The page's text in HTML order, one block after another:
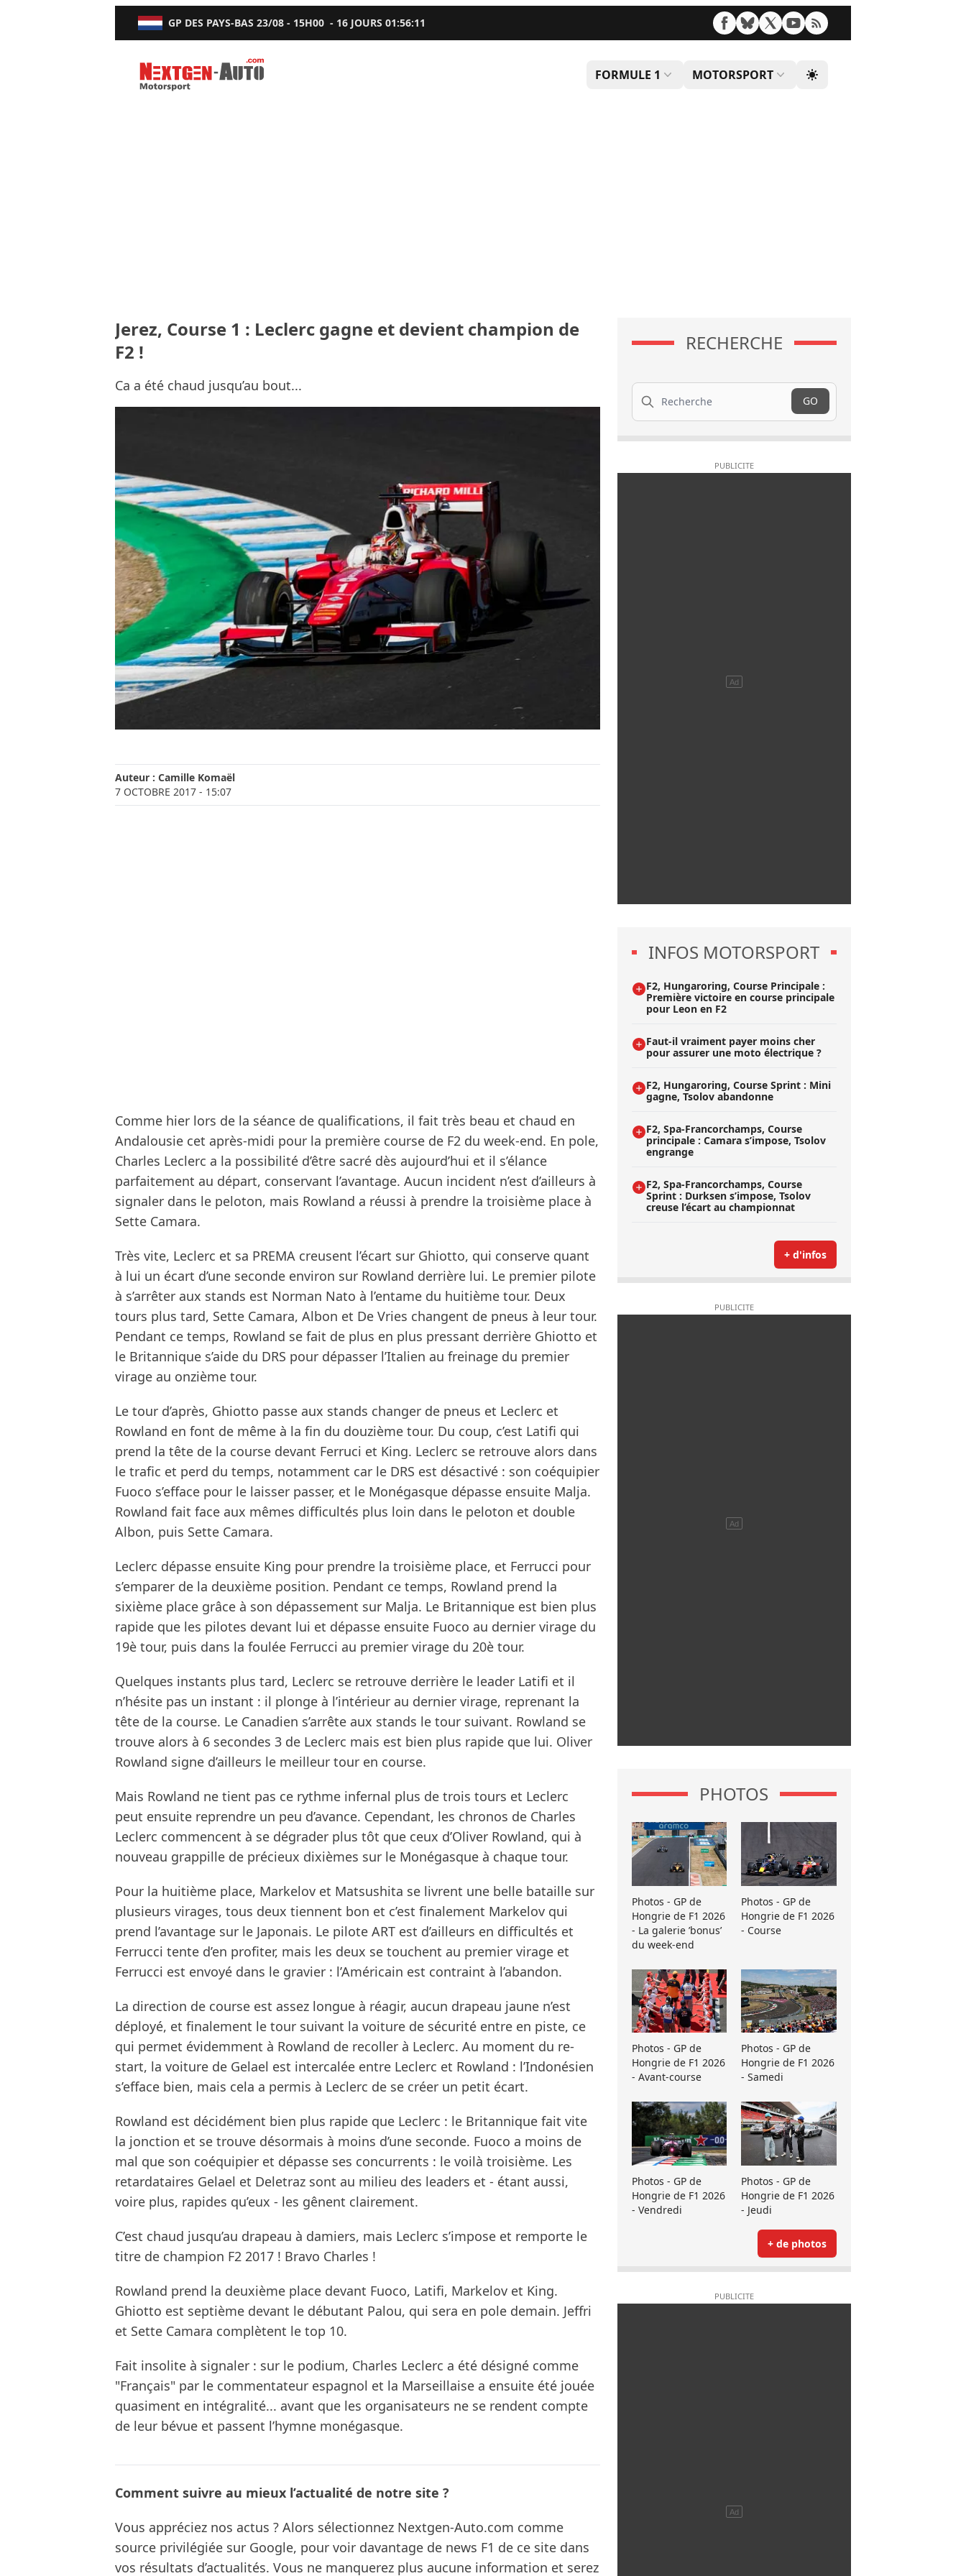
GP DES PAYS-BAS 23/08 - 15H00 - 16 JOURS01:56:10
Nextgen-Auto.com
FORMULE 1 MOTORSPORT
Jerez, Course 1 : Leclerc gagne et devient champion de
F2 !
Ca a été chaud jusqu’au bout...
Auteur : Camille Komaël
7 OCTOBRE 2017 - 15:07
Comme hier lors de la séance de qualifications, il fait très beau et chaud en
Andalousie cet après-midi pour la première course de F2 du week-end. En pole,
Charles Leclerc a la possibilité d’être sacré dès aujourd’hui et il s’élance
parfaitement au départ, conservant l’avantage. Aucun incident n’est d’ailleurs à
signaler dans le peloton, mais Rowland a réussi à prendre la troisième place à
Sette Camara.
Très vite, Leclerc et sa PREMA creusent l’écart sur Ghiotto, qui conserve quant
à lui un écart d’une seconde environ sur Rowland derrière lui. Le premier pilote
à s’arrêter aux stands est Norman Nato à l’entame du huitième tour. Deux
tours plus tard, Sette Camara, Albon et De Vries changent de pneus à leur tour.
Pendant ce temps, Rowland se fait de plus en plus pressant derrière Ghiotto et
le Britannique s’aide du DRS pour dépasser l’Italien au freinage du premier
virage au onzième tour.
Le tour d’après, Ghiotto passe aux stands changer de pneus et Leclerc et
Rowland en font de même à la fin du douzième tour. Du coup, c’est Latifi qui
prend la tête de la course devant Ferruci et King. Leclerc se retrouve alors dans
le trafic et perd du temps, notamment car le DRS est désactivé : son coéquipier
Fuoco s’efface pour le laisser passer, et le Monégasque dépasse ensuite Malja.
Rowland fait face aux mêmes difficultés plus loin dans le peloton et double
Albon, puis Sette Camara.
Leclerc dépasse ensuite King pour prendre la troisième place, et Ferrucci pour
s’emparer de la deuxième position. Pendant ce temps, Rowland prend la
sixième place grâce à son dépassement sur Malja. Le Britannique est bien plus
rapide que les pilotes devant lui et dépasse ensuite Fuoco au dernier virage du
19è tour, puis dans la foulée Ferrucci au premier virage du 20è tour.
Quelques instants plus tard, Leclerc se retrouve derrière le leader Latifi et il
n’hésite pas un instant : il plonge à l’intérieur au dernier virage, reprenant la
tête de la course. Le Canadien s’arrête aux stands le tour suivant. Rowland se
trouve alors à 6 secondes 3 de Leclerc mais est bien plus rapide que lui. Oliver
Rowland signe d’ailleurs le meilleur tour en course.
Mais Rowland ne tient pas ce rythme infernal plus de trois tours et Leclerc
peut ensuite reprendre un peu d’avance. Cependant, les chronos de Charles
Leclerc commencent à se dégrader plus tôt que ceux d’Oliver Rowland, qui à
nouveau grappille de précieux dixièmes sur le Monégasque à chaque tour.
Pour la huitième place, Markelov et Matsushita se livrent une belle bataille sur
plusieurs virages, tous deux tiennent bon et c’est finalement Markelov qui
prend l’avantage sur le Japonais. Le pilote ART est d’ailleurs en difficultés et
Ferrucci tente d’en profiter, mais les deux se touchent au premier virage et
Ferrucci est envoyé dans le gravier : l’Américain est contraint à l’abandon.
La direction de course est assez longue à réagir, aucun drapeau jaune n’est
déployé, et finalement le tour suivant la voiture de sécurité entre en piste, ce
qui permet évidemment à Rowland de recoller à Leclerc. Au moment du re-
start, la voiture de Gelael est intercalée entre Leclerc et Rowland : l’Indonésien
s’efface bien, mais cela a permis à Leclerc de se créer un petit écart.
Rowland est décidément bien plus rapide que Leclerc : le Britannique fait vite
la jonction et se trouve désormais à moins d’une seconde. Fuoco a moins de
mal que son coéquipier et dépasse ses concurrents : le voilà troisième. Les
retardataires Gelael et Deletraz sont au milieu des leaders et - étant aussi,
voire plus, rapides qu’eux - les gênent clairement.
C’est chaud jusqu’au drapeau à damiers, mais Leclerc s’impose et remporte le
titre de champion F2 2017 ! Bravo Charles !
Rowland prend la deuxième place devant Fuoco, Latifi, Markelov et King.
Ghiotto est septième devant le débutant Palou, qui sera en pole demain. Jeffri
et Sette Camara complètent le top 10.
Fait insolite à signaler : sur le podium, Charles Leclerc a été désigné comme
"Français" par le commentateur espagnol et la Marseillaise a ensuite été jouée
quasiment en intégralité... avant que les organisateurs ne se rendent compte
de leur bévue et passent l’hymne monégasque.
Comment suivre au mieux l’actualité de notre site ?
Vous appréciez nos actus ? Alors sélectionnez Nextgen-Auto.com comme
source privilégiée sur Google, pour voir davantage de news F1 de ce site dans
vos résultats d’actualités. Vous ne manquerez plus aucune information et serez
RECHERCHE
Recherche
GO
INFOS MOTORSPORT
F2, Hungaroring, Course Principale :
Première victoire en course principale
pour Leon en F2
Faut-il vraiment payer moins cher
pour assurer une moto électrique ?
F2, Hungaroring, Course Sprint : Mini
gagne, Tsolov abandonne
F2, Spa-Francorchamps, Course
principale : Camara s’impose, Tsolov
engrange
F2, Spa-Francorchamps, Course
Sprint : Durksen s’impose, Tsolov
creuse l’écart au championnat
+ d'infos
PHOTOS
Photos - GP de
Hongrie de F1 2026
- La galerie ’bonus’
du week-end
Photos - GP de
Hongrie de F1 2026
- Course
Photos - GP de
Hongrie de F1 2026
- Avant-course
Photos - GP de
Hongrie de F1 2026
- Samedi
Photos - GP de
Hongrie de F1 2026
- Vendredi
Photos - GP de
Hongrie de F1 2026
- Jeudi
+ de photos